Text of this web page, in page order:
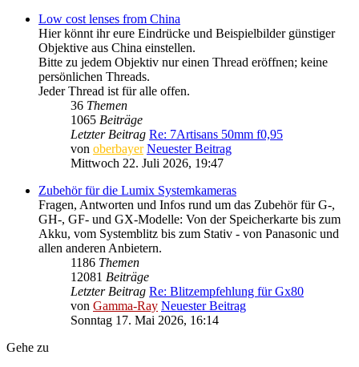
Low cost lenses from China
Hier könnt ihr eure Eindrücke und Beispielbilder günstiger
Objektive aus China einstellen.
Bitte zu jedem Objektiv nur einen Thread eröffnen; keine
persönlichen Threads.
Jeder Thread ist für alle offen.
36 Themen
1065 Beiträge
Letzter Beitrag Re: 7Artisans 50mm f0,95
von oberbayer Neuester Beitrag
Mittwoch 22. Juli 2026, 19:47
Zubehör für die Lumix Systemkameras
Fragen, Antworten und Infos rund um das Zubehör für G-,
GH-, GF- und GX-Modelle: Von der Speicherkarte bis zum
Akku, vom Systemblitz bis zum Stativ - von Panasonic und
allen anderen Anbietern.
1186 Themen
12081 Beiträge
Letzter Beitrag Re: Blitzempfehlung für Gx80
von Gamma-Ray Neuester Beitrag
Sonntag 17. Mai 2026, 16:14
Gehe zu